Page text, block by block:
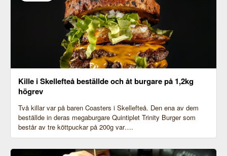
Obs: Bilden har ej med texten att göra.
Kille i Skellefteå beställde och åt burgare på 1,2kg
högrev
Två killar var på baren Coasters i Skellefteå. Den ena av dem
beställde in deras megaburgare Quintiplet Trinity Burger som
består av tre köttpuckar på 200g var….